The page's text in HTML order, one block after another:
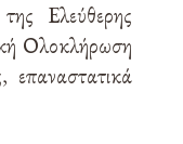
Ελεύθερης
Ολοκλήρωση
επαναστατικά